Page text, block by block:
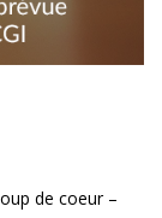
de coeur –